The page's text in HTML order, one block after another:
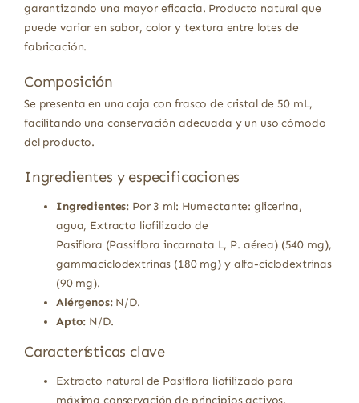
garantizando una mayor eficacia. Producto natural que
puede variar en sabor, color y textura entre lotes de
fabricación.
Composición
Se presenta en una caja con frasco de cristal de 50 mL,
facilitando una conservación adecuada y un uso cómodo
del producto.
Ingredientes y especificaciones
Ingredientes: Por 3 ml: Humectante: glicerina,
agua, Extracto liofilizado de
Pasiflora (Passiflora incarnata L, P. aérea) (540 mg),
gammaciclodextrinas (180 mg) y alfa-ciclodextrinas
(90 mg).
Alérgenos:N/D.
Apto: N/D.
Características clave
Extracto natural de Pasiflora liofilizado para
máxima conservación de principios activos.